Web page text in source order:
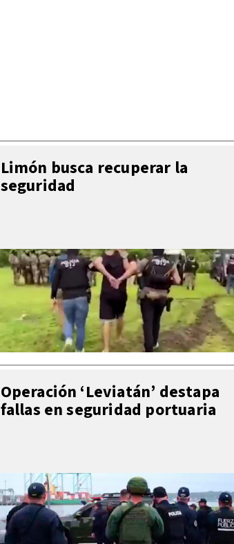
Limón busca recuperar la
seguridad
Operación ‘Leviatán’ destapa
fallas en seguridad portuaria